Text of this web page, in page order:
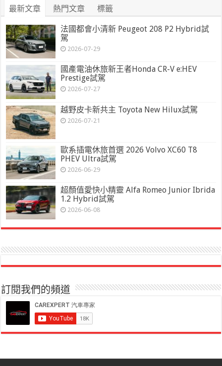
最新文章 熱門文章 標籤
法國都會小清新 Peugeot 208 P2 Hybrid試
駕
2026-07-29
國產電油休旅新王者Honda CR-V e:HEV
Prestige試駕
2026-07-27
越野皮卡新共主 Toyota New Hilux試駕
2026-07-21
歐系插電休旅首選 2026 Volvo XC60 T8
PHEV Ultra試駕
2026-06-29
超顏值愛快小精靈 Alfa Romeo Junior Ibrida
1.2 Hybrid試駕
2026-06-08
訂閱我們的頻道